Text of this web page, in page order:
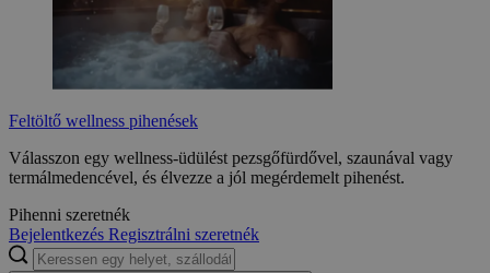
Feltöltő wellness pihenések
Válasszon egy wellness-üdülést pezsgőfürdővel, szaunával vagy
termálmedencével, és élvezze a jól megérdemelt pihenést.
Pihenni szeretnék
Bejelentkezés Regisztrálni szeretnék